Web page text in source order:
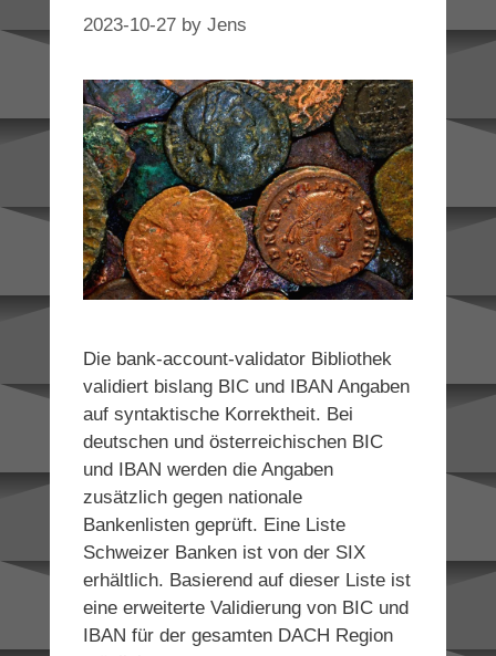
2023-10-27 by Jens
Die bank-account-validator Bibliothek
validiert bislang BIC und IBAN Angaben
auf syntaktische Korrektheit. Bei
deutschen und österreichischen BIC
und IBAN werden die Angaben
zusätzlich gegen nationale
Bankenlisten geprüft. Eine Liste
Schweizer Banken ist von der SIX
erhältlich. Basierend auf dieser Liste ist
eine erweiterte Validierung von BIC und
IBAN für der gesamten DACH Region